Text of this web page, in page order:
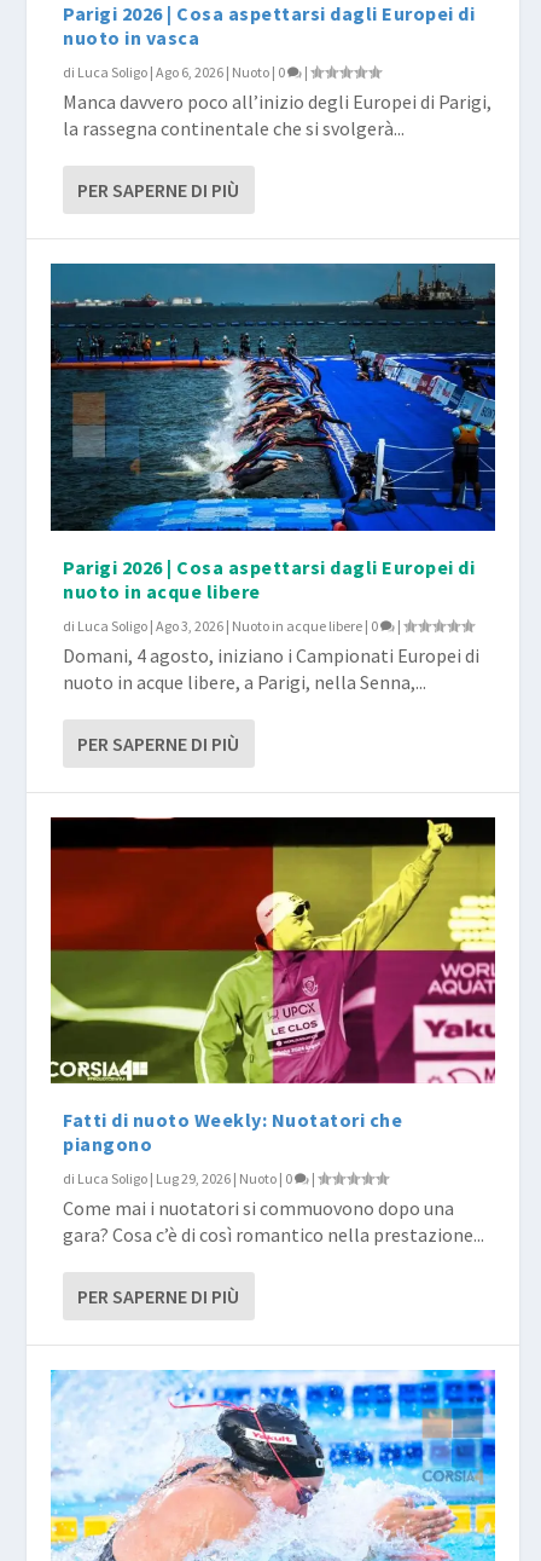
Parigi 2026 | Cosa aspettarsi dagli Europei di
nuoto in vasca
di Luca Soligo |Ago 6, 2026 | Nuoto | 0 |
Manca davvero poco all’inizio degli Europei di Parigi,
la rassegna continentale che si svolgerà...
PER SAPERNE DI PIÙ
Parigi 2026 | Cosa aspettarsi dagli Europei di
nuoto in acque libere
di Luca Soligo |Ago 3, 2026 | Nuoto in acque libere | 0 |
Domani, 4 agosto, iniziano i Campionati Europei di
nuoto in acque libere, a Parigi, nella Senna,...
PER SAPERNE DI PIÙ
Fatti di nuoto Weekly: Nuotatori che
piangono
di Luca Soligo | Lug 29, 2026 | Nuoto | 0 |
Come mai i nuotatori si commuovono dopo una
gara? Cosa c’è di così romantico nella prestazione...
PER SAPERNE DI PIÙ